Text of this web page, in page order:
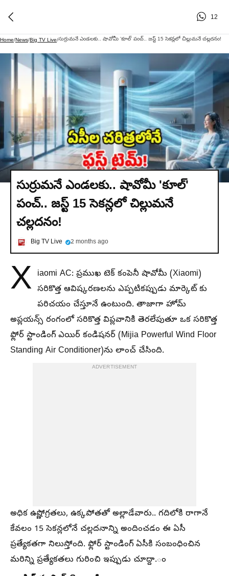
12
Home/News/Big TV Live/సుర్రుమనే ఎండలకు.. షావోమీ 'కూల్' పంచ్.. జస్ట్ 15 సెకన్లలో చిల్లుమనే చల్లదనం!
సుర్రుమనే ఎండలకు.. షావోమీ 'కూల్'
పంచ్.. జస్ట్ 15 సెకన్లలో చిల్లుమనే
చల్లదనం!
Big TV Live 2 months ago
X iaomi AC: ప్రముఖ టెక్ కంపెనీ షావోమీ (Xiaomi)
సరికొత్త ఆవిష్కరణలను ఎప్పటికప్పుడు మార్కెట్ కు
పరిచయం చేస్తూనే ఉంటుంది. తాజాగా హోమ్
అప్లయన్స్ రంగంలో సరికొత్త విప్లవానికి తెరలేపుతూ ఒక సరికొత్త
ఫ్లోర్ స్టాండింగ్ ఎయిర్ కండిషనర్‌ (Mijia Powerful Wind Floor
Standing Air Conditioner)ను లాంచ్ చేసింది.
ADVERTISEMENT
అధిక ఉష్ణోగ్రతలు, ఉక్కపోతతో అల్లాడేవారు.. గదిలోకి రాగానే
కేవలం 15 సెకన్లలోనే చల్లదనాన్ని అందించడం ఈ ఏసీ
ప్రత్యేకతగా నిలుస్తోంది. ఫ్లోర్ స్టాండింగ్ ఏసీకి సంబంధించిన
మరిన్ని ప్రత్యేకతలు గురించి ఇప్పుడు చూద్దా.ం